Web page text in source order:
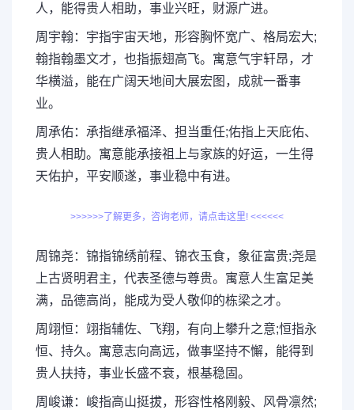
人，能得贵人相助，事业兴旺，财源广进。
周宇翰：宇指宇宙天地，形容胸怀宽广、格局宏大;
翰指翰墨文才，也指振翅高飞。寓意气宇轩昂，才
华横溢，能在广阔天地间大展宏图，成就一番事
业。
周承佑：承指继承福泽、担当重任;佑指上天庇佑、
贵人相助。寓意能承接祖上与家族的好运，一生得
天佑护，平安顺遂，事业稳中有进。
>>>>>>了解更多，咨询老师，请点击这里! <<<<<<
周锦尧：锦指锦绣前程、锦衣玉食，象征富贵;尧是
上古贤明君主，代表圣德与尊贵。寓意人生富足美
满，品德高尚，能成为受人敬仰的栋梁之才。
周翊恒：翊指辅佐、飞翔，有向上攀升之意;恒指永
恒、持久。寓意志向高远，做事坚持不懈，能得到
贵人扶持，事业长盛不衰，根基稳固。
周峻谦：峻指高山挺拔，形容性格刚毅、风骨凛然;